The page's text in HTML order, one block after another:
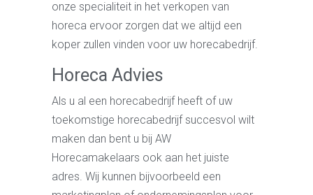
onze specialiteit in het verkopen van
horeca ervoor zorgen dat we altijd een
koper zullen vinden voor uw horecabedrijf.
Horeca Advies
Als u al een horecabedrijf heeft of uw
toekomstige horecabedrijf succesvol wilt
maken dan bent u bij AW
Horecamakelaars ook aan het juiste
adres. Wij kunnen bijvoorbeeld een